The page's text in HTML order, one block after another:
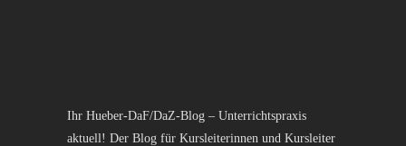
Ihr Hueber-DaF/DaZ-Blog – Unterrichtspraxis
aktuell! Der Blog für Kursleiterinnen und Kursleiter